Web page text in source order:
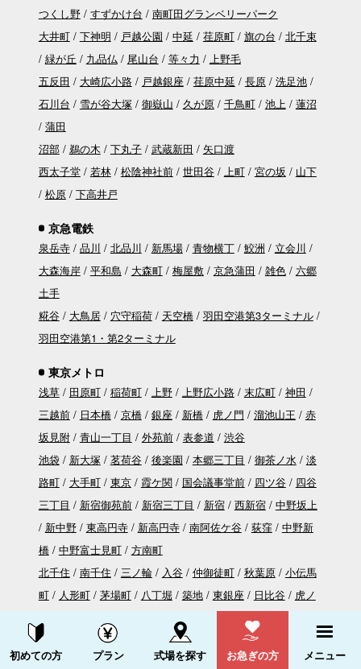
つくし野
すずかけ台
南町田グランベリーパーク
大井町
下神明 戸越公園 中延 荏原町 旗の台
北千束
緑が丘
九品仏 尾山台 等々力
上野毛
五反田
大崎広小路 戸越銀座 荏原中延 長原
洗足池
石川台
雪が谷大塚 御嶽山 久が原 千鳥町 池上
蓮沼
蒲田
沼部
鵜の木 下丸子 武蔵新田
矢口渡
西太子堂
若林 松陰神社前 世田谷 上町 宮の坂
山下
松原
下高井戸
京急電鉄
泉岳寺 品川 北品川 新馬場 青物横丁 鮫洲
立会川
大森海岸
平和島 大森町 梅屋敷 京急蒲田 雑色
六郷
土手
糀谷
大鳥居 穴守稲荷 天空橋
羽田空港第3ターミナル
羽田空港第1・第2ターミナル
東京メトロ
浅草 田原町 稲荷町 上野 上野広小路 末広町
神田
三越前
日本橋 京橋 銀座 新橋 虎ノ門 溜池山王
赤
坂見附
青山一丁目 外苑前 表参道
渋谷
池袋
新大塚 茗荷谷 後楽園 本郷三丁目 御茶ノ水
淡
路町
大手町 東京 霞ケ関 国会議事堂前 四ツ谷
四谷
三丁目
新宿御苑前 新宿三丁目 新宿 西新宿
中野坂上
新中野
東高円寺 新高円寺 南阿佐ケ谷 荻窪
中野新
橋
中野富士見町
方南町
北千住
南千住 三ノ輪 入谷 仲御徒町 秋葉原
小伝馬
町
人形町 茅場町 八丁堀 築地 東銀座 日比谷
虎ノ
中目黒
中野
高田馬場 早稲田 飯田橋
竹橋
門前仲町 木場 東陽町 南砂町 西葛西 葛西
資料請求する 電話をかける
初めての方 プラン 式場を探す お急ぎの方 メニュー